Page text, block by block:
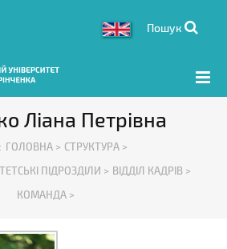
Пошук
Ліана Петрівна
ГОЛОВНА > СТРУКТУРА >
ПІДРОЗДІЛИ > ВІДДІЛ КАДРІВ >
КОМАНДА >